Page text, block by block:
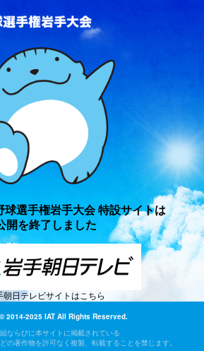
球選手権岩手大会 特設サイトは
開を終了しました
朝日テレビサイトはこちら
2014-2025 IAT All Rights Reserved.
ならびに本サイトに掲載されている
の著作物を許可なく複製、転載することを禁じます。